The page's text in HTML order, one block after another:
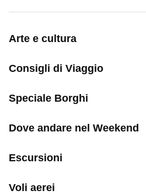
Arte e cultura
Consigli di Viaggio
Speciale Borghi
Dove andare nel Weekend
Escursioni
Voli aerei